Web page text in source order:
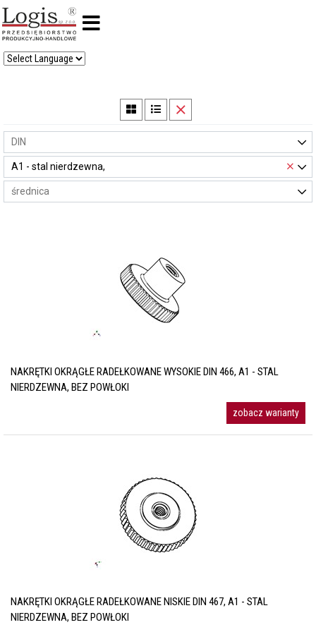
×
A1 - stal nierdzewna
NAKRĘTKI OKRĄGŁE RADEŁKOWANE WYSOKIE DIN 466, A1 - STAL
NIERDZEWNA, BEZ POWŁOKI
zobacz warianty
NAKRĘTKI OKRĄGŁE RADEŁKOWANE NISKIE DIN 467, A1 - STAL
NIERDZEWNA, BEZ POWŁOKI